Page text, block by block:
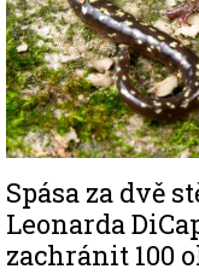
Spása za dvě
Leonarda
zachránit 100